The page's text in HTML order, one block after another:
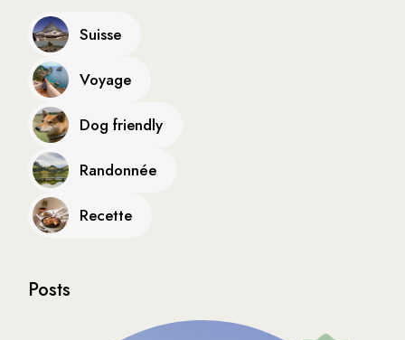
Suisse
Voyage
Dog friendly
Randonnée
Recette
Posts